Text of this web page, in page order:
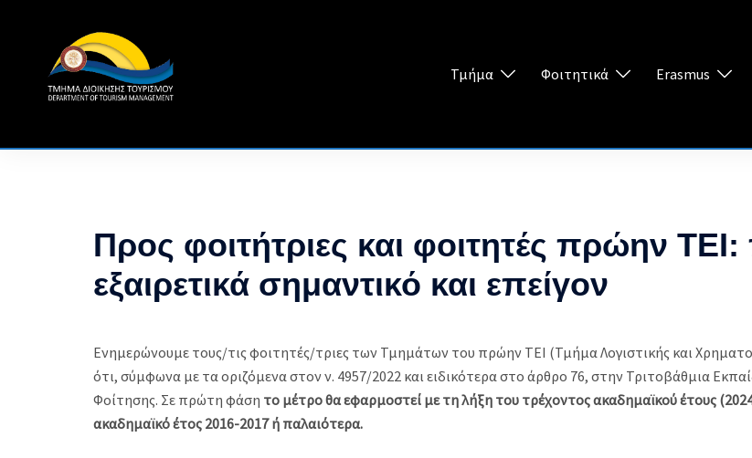
Τμήμα
Φοιτητικά Erasmus
Προς φοιτήτριες και φοιτητές πρώην
εξαιρετικά σημαντικό και επείγον
Ενημερώνουμε τους/τις φοιτητές/τριες των Τμημάτων του πρώην ΤΕΙ (Τμήμα Λογιστικής και
ότι, σύμφωνα με τα οριζόμενα στον ν. 4957/2022 και ειδικότερα στο άρθρο 76, στην Τριτοβάθμια
Φοίτησης. Σε πρώτη φάση το μέτρο θα εφαρμοστεί με τη λήξη του τρέχοντος ακαδημαϊκού έτους
ακαδημαϊκό έτος 2016-2017 ή παλαιότερα.